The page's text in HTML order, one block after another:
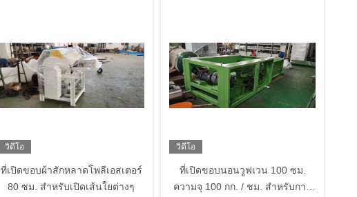
วิดีโอ
ที่เปิดขอบผ้าสักหลาดโพลีเอสเตอร์
80 ซม. สำหรับเปิดเส้นใยต่างๆ
วิดีโอ
ที่เปิดขอบนอนวูฟเวน 100 ซม.
ความจุ 100 กก. / ชม. สำหรับการ